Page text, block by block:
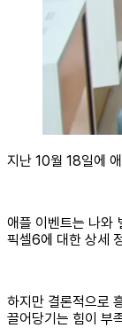
지난 10월 18일에
애플 이벤트는 나와
픽셀6에 대한 상세
하지만 결론적으로
끌어당기는 힘이 부